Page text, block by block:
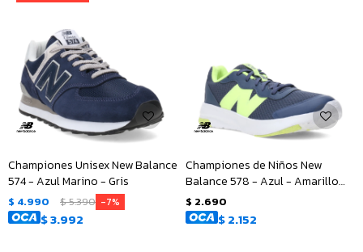
Championes Unisex New Balance
574 - Azul Marino - Gris
$ 4.990 $5.390 7
$3.992
Championes de Niños New
Balance 578 - Azul - Amarillo
Fluo
$ 2.690
$2.152